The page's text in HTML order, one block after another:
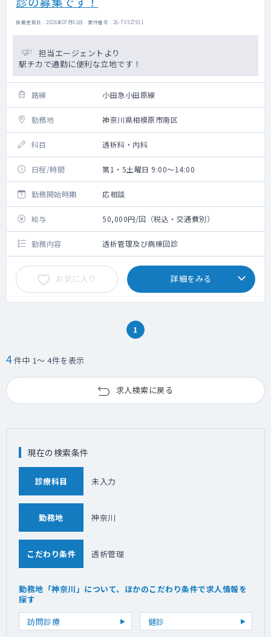
掲載更新日 : 2026年07月01日 案件番号 : 26-TV327911
担当エージェントより
駅チカで通勤に便利な立地です！
路線 小田急小田原線
勤務地 神奈川県相模原市南区
科目 透析科・内科
日程/時間 第1・5土曜日 9:00～14:00
勤務開始時期 応相談
給与 50,000円/回（税込・交通費別）
勤務内容 透析管理及び病棟回診
お気に入り 詳細をみる
1
4件中 1～ 4件を表示
求人検索に戻る
現在の検索条件
診療科目 未入力
勤務地 神奈川
こだわり条件 透析管理
勤務地「神奈川」について、ほかのこだわり条件で求人情報を
探す
訪問診療
健診